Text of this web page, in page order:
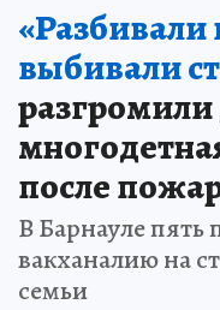
выбивали
после
В Барнауле пять
вакханалию на
семьи